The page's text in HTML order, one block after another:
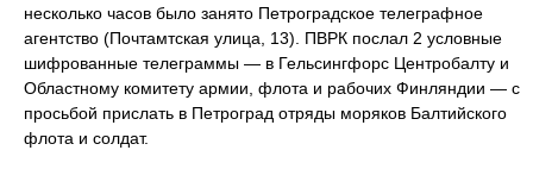
несколько часов было занято Петроградское телеграфное
агентство (Почтамтская улица, 13). ПВРК послал 2 условные
шифрованные телеграммы — в Гельсингфорс Центробалту и
Областному комитету армии, флота и рабочих Финляндии — с
просьбой прислать в Петроград отряды моряков Балтийского
флота и солдат.